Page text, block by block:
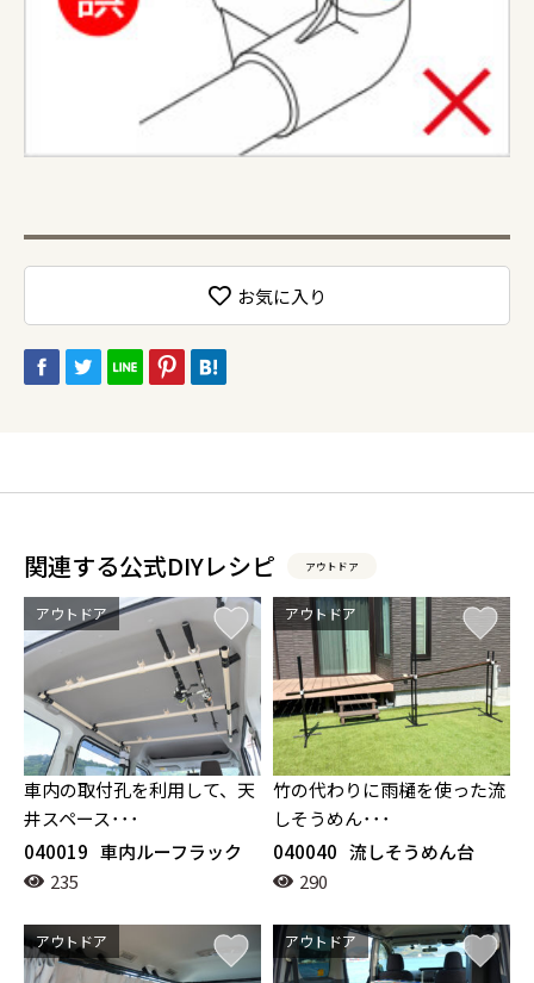
お気に入り
関連する公式DIYレシピ アウトドア
アウトドア
車内の取付孔を利用して、天
井スペース･･･
040019 車内ルーフラック
235
アウトドア
竹の代わりに雨樋を使った流
しそうめん･･･
040040 流しそうめん台
290
アウトドア アウトドア